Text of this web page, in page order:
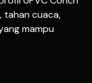
tahan cuaca,
mampu